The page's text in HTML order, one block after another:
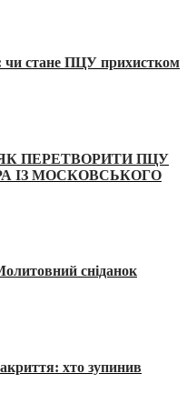
чи стане ПЦУ прихистком
ПЕРЕТВОРИТИ ПЦУ
ІЗ МОСКОВСЬКОГО
сніданок
хто зупинив